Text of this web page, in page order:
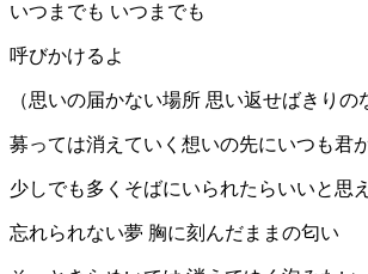
いつまでも いつまでも
呼びかけるよ
（思いの届かない場所 思い返せばきりの
募っては消えていく想いの先にいつも君
少しでも多くそばにいられたらいいと思
忘れられない夢 胸に刻んだままの匂い